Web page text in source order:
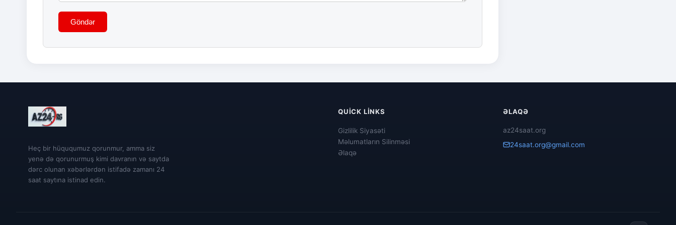
Göndər
Heç bir hüququmuz qorunmur, amma siz
yenə də qorunurmuş kimi davranın və saytda
dərc olunan xəbərlərdən istifadə zamanı 24
saat saytına istinad edin.
QUICK LINKS
Gizlilik Siyasəti
Məlumatların Silinməsi
Əlaqə
ƏLAQƏ
az24saat.org
24saat.org@gmail.com